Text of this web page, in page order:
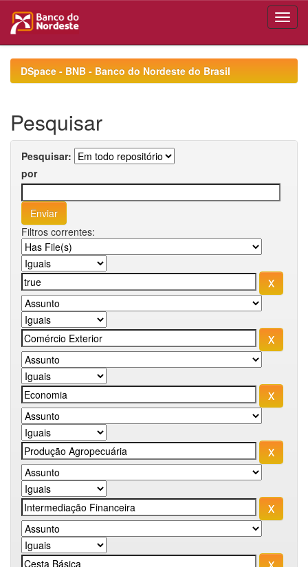
navigationDSpace - BNB - Banco do Nordeste do Brasil
Pesquisar
Pesquisar:
por
Filtros correntes: